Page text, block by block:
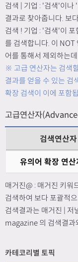
검색 | 기업 : '검색'이나
결과로 찾아줍니다. 보
검색 ! 기업 : '검색'이
를 검색합니다. 이 NOT
어를 통해서 제외하는
※ 고급 연산자는 검색
결과를 얻을 수 있는 검
확장 검색이 이에 포함
고급연산자
검색연산자
유의어 확장 연
매거진@ : 매거진 키워
검색하여 보다 포괄적
검색결과는 매거진 |
magazine 의 검색결과
카테코리별 토픽